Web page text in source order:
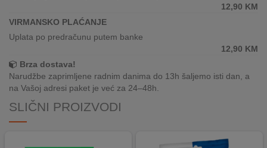
KUPOVINA
INOSTRANSTVA
OZNAKE
ENERGETSKE
12,90 KM
VIRMANSKO PLAĆANJE
Uplata po predračunu putem banke
12,90 KM
Brza dostava!
Narudžbe zaprimljene radnim danima do 13h šaljemo isti dan, a
na Vašoj adresi paket je već za 24–48h.
SLIČNI PROIZVODI